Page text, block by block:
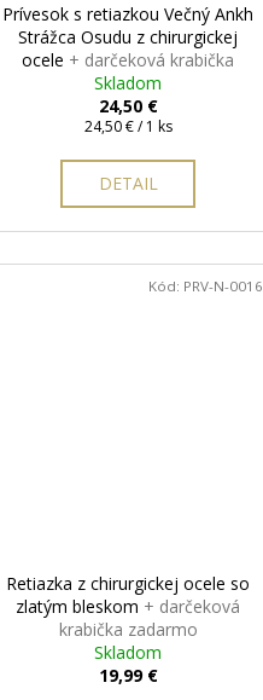
Prívesok s retiazkou Večný Ankh
Strážca Osudu z chirurgickej
ocele + darčeková krabička
zadarmo
Skladom
24,50 €
Jednotková
24,50 € / 1 ks
DETAIL
Retiazka z chirurgickej ocele so
zlatým bleskom + darčeková
krabička zadarmo
Skladom
19,99 €
Kód: PRV-N-0016